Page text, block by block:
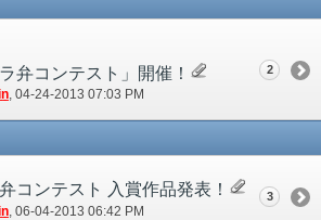
弁コンテスト」開催！
‎, 04-24-2013 07:03 PM
2
コンテスト 入賞作品発表！
‎, 06-04-2013 06:42 PM
3